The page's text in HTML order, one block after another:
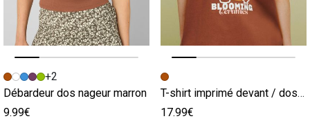
Image précédente
Image suivante
+2
Débardeur dos nageur marron
9.99€
Image précédente
Image suivante
T-shirt imprimé devant / dos marron
17.99€